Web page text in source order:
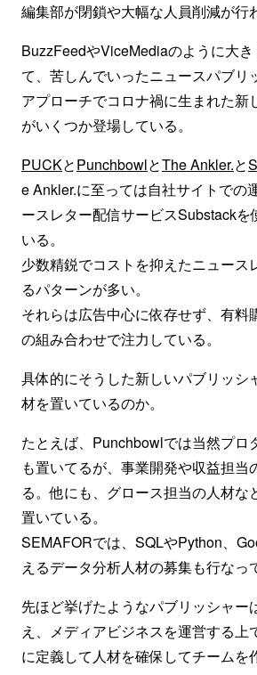
編集部が閉鎖や大幅な人員削減が行
BuzzFeedやViceMediaのように大
て、苦しんでいったニュースパブリ
アプローチでコロナ禍に生まれた新
がいくつか登場している。
PUCKとPunchbowlとThe Ankler.と
e Ankler.に至っては自社サイトでの
ースレター配信サービスSubstackを
いる。
少数精鋭でコストを抑えたニュース
るパターンが多い。
それらは広告中心に依存せず、有料
の組み合わせで注力している。
具体的にそうした新しいパブリッシ
材を置いているのか。
たとえば、Punchbowlでは当然プロ
も置いてるが、事業開発や収益担当
る。他にも、グロース担当の人材な
置いている。
SEMAFORでは、SQLやPython、
えるデータ分析人材の募集も行なっ
先ほど挙げたようなパブリッシャー
え、メディアビジネスを運営する上
に定義して人材を確保してチームを